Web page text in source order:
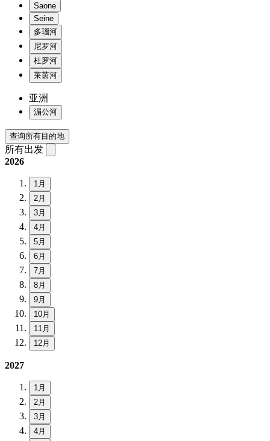
Saone
Seine
多瑙河
尼罗河
杜罗河
莱茵河
亚洲
湄公河
查询所有目的地
所有出发
2026
1月
2月
3月
4月
5月
6月
7月
8月
9月
10月
11月
12月
2027
1月
2月
3月
4月